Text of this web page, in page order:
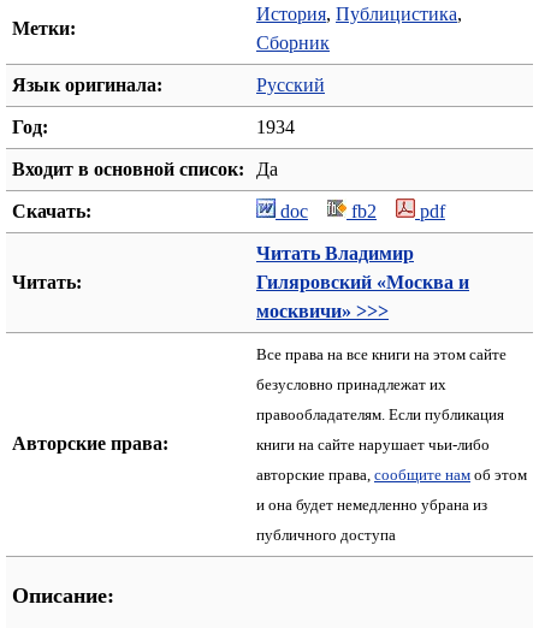
Метки:
История, Публицистика,
Сборник
Язык оригинала: Русский
Год: 1934
Входит в основной список: Да
Скачать: doc fb2 pdf
Читать:
Читать Владимир
Гиляровский «Москва и
москвичи» >>>
Авторские права:
Все права на все книги на этом сайте
безусловно принадлежат их
правообладателям. Если публикация
книги на сайте нарушает чьи-либо
авторские права, сообщите нам об этом
и она будет немедленно убрана из
публичного доступа
Описание: